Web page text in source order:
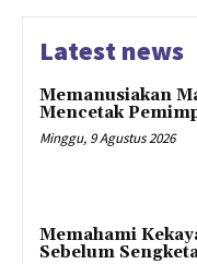
Latest news
Memanusiakan
Mencetak
Minggu, 9 Agustus 2026
Memahami
Sebelum